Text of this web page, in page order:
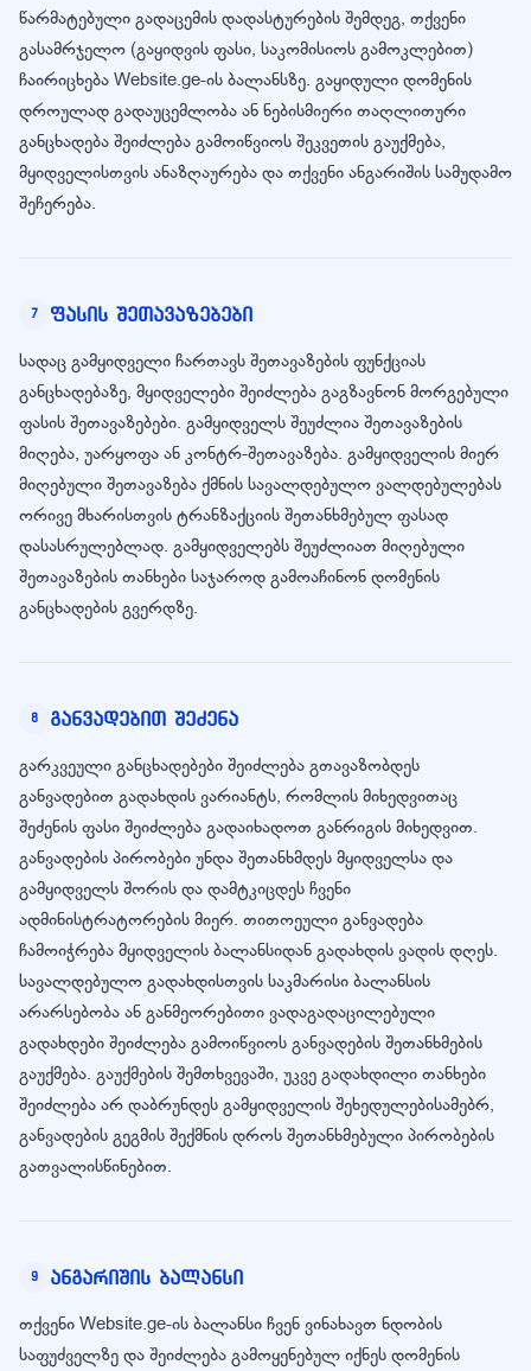
წარმატებული გადაცემის დადასტურების შემდეგ, თქვენი
გასამრჯელო (გაყიდვის ფასი, საკომისიოს გამოკლებით)
ჩაირიცხება Website.ge-ის ბალანსზე. გაყიდული დომენის
დროულად გადაუცემლობა ან ნებისმიერი თაღლითური
განცხადება შეიძლება გამოიწვიოს შეკვეთის გაუქმება,
მყიდველისთვის ანაზღაურება და თქვენი ანგარიშის სამუდამო
შეჩერება.
7 ფასის შეთავაზებები
სადაც გამყიდველი ჩართავს შეთავაზების ფუნქციას
განცხადებაზე, მყიდველები შეიძლება გაგზავნონ მორგებული
ფასის შეთავაზებები. გამყიდველს შეუძლია შეთავაზების
მიღება, უარყოფა ან კონტრ-შეთავაზება. გამყიდველის მიერ
მიღებული შეთავაზება ქმნის სავალდებულო ვალდებულებას
ორივე მხარისთვის ტრანზაქციის შეთანხმებულ ფასად
დასასრულებლად. გამყიდველებს შეუძლიათ მიღებული
შეთავაზების თანხები საჯაროდ გამოაჩინონ დომენის
განცხადების გვერდზე.
8 განვადებით შეძენა
გარკვეული განცხადებები შეიძლება გთავაზობდეს
განვადებით გადახდის ვარიანტს, რომლის მიხედვითაც
შეძენის ფასი შეიძლება გადაიხადოთ განრიგის მიხედვით.
განვადების პირობები უნდა შეთანხმდეს მყიდველსა და
გამყიდველს შორის და დამტკიცდეს ჩვენი
ადმინისტრატორების მიერ. თითოეული განვადება
ჩამოიჭრება მყიდველის ბალანსიდან გადახდის ვადის დღეს.
სავალდებულო გადახდისთვის საკმარისი ბალანსის
არარსებობა ან განმეორებითი ვადაგადაცილებული
გადახდები შეიძლება გამოიწვიოს განვადების შეთანხმების
გაუქმება. გაუქმების შემთხვევაში, უკვე გადახდილი თანხები
შეიძლება არ დაბრუნდეს გამყიდველის შეხედულებისამებრ,
განვადების გეგმის შექმნის დროს შეთანხმებული პირობების
გათვალისწინებით.
9 ანგარიშის ბალანსი
თქვენი Website.ge-ის ბალანსი ჩვენ ვინახავთ ნდობის
საფუძველზე და შეიძლება გამოყენებულ იქნეს დომენის